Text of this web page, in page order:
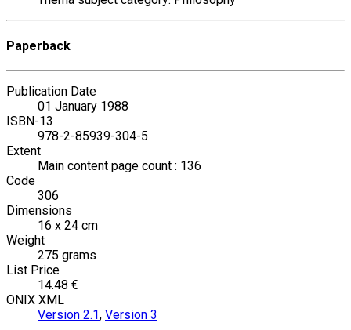
Paperback
Publication Date
01 January 1988
ISBN-13
978-2-85939-304-5
Extent
Main content page count : 136
Code
306
Dimensions
16 x 24 cm
Weight
275 grams
List Price
14.48 €
ONIX XML
Version 2.1, Version 3